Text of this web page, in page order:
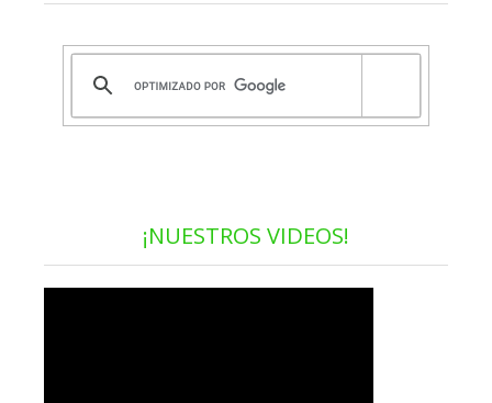
¡NUESTROS VIDEOS!